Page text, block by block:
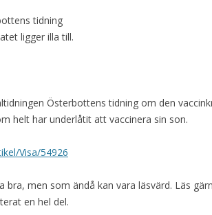
tidning
ligger illa till.
Österbottens tidning om den
helt har underlåtit att vaccinera sin son.
Visa/54926
bra, men som ändå kan vara läsvärd. Läs
en hel del.